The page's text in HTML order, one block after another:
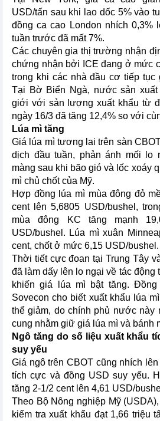
USD/tấn sau khi lao dốc 5% vào
đồng ca cao London nhích 0,3%
tuần trước đã mất 7%.
Các chuyên gia thị trường nhận
chứng nhận bởi ICE đang ở mức
trong khi các nhà đầu cơ tiếp tục
Tại Bờ Biển Ngà, nước sản
giới với sản lượng xuất khẩu từ
ngày 16/3 đã tăng 12,4% so với
Lúa mì tăng
Giá lúa mì tương lai trên sàn
dịch đầu tuần, phản ánh mối lo
màng sau khi bão gió và lốc xoáy
mì chủ chốt của Mỹ.
Hợp đồng lúa mì mùa đông đỏ
cent lên 5,6805 USD/bushel,
mùa đông KC tăng mạnh
USD/bushel. Lúa mì xuân
cent, chốt ở mức 6,15 USD/bushel.
Thời tiết cực đoan tại Trung Tây
đã làm dấy lên lo ngại về tác động
khiến giá lúa mì bật tăng.
Sovecon cho biết xuất khẩu lúa
thể giảm, do chính phủ nước này
cung nhằm giữ giá lúa mì và bánh
Ngô tăng do số liệu xuất khẩu
suy yếu
Giá ngô trên CBOT cũng nhích
tích cực và đồng USD suy yếu.
tăng 2-1/2 cent lên 4,61 USD/
Theo Bộ Nông nghiệp Mỹ
kiểm tra xuất khẩu đạt 1,66 triệu